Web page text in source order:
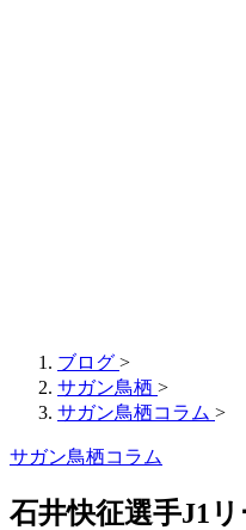
ブログ >
サガン鳥栖 >
サガン鳥栖コラム >
サガン鳥栖コラム
石井快征選手J1